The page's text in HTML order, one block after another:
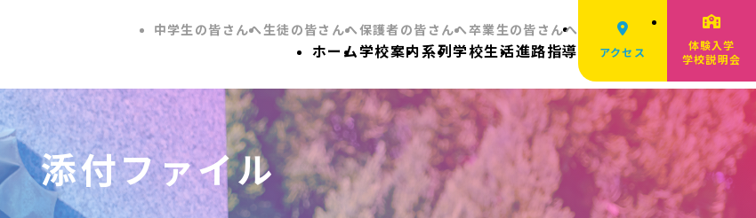
中学生の皆さんへ生徒の皆さんへ保護者の皆さんへ卒業生の皆さんへ
ホーム 学校案内 系列学校生活進路指導 アクセス
体験入学
学校説明会
添付ファイル